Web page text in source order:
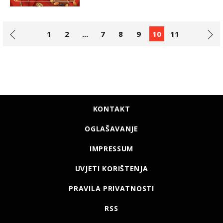
1 2 ... 7 8 9 10 11
KONTAKT
OGLAŠAVANJE
IMPRESSUM
UVJETI KORIŠTENJA
PRAVILA PRIVATNOSTI
RSS